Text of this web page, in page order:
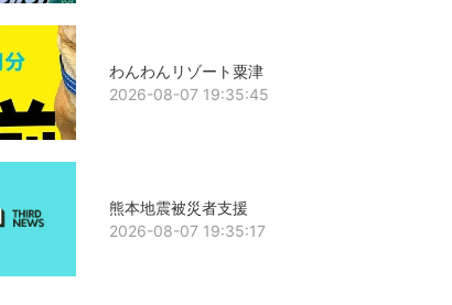
わんわんリゾート粟津
2026-08-07 19:35:45
熊本地震被災者支援
2026-08-07 19:35:17